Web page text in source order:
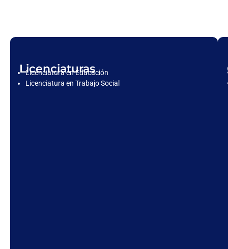
Licenciaturas
Licenciatura en Educación
Licenciatura en Trabajo Social